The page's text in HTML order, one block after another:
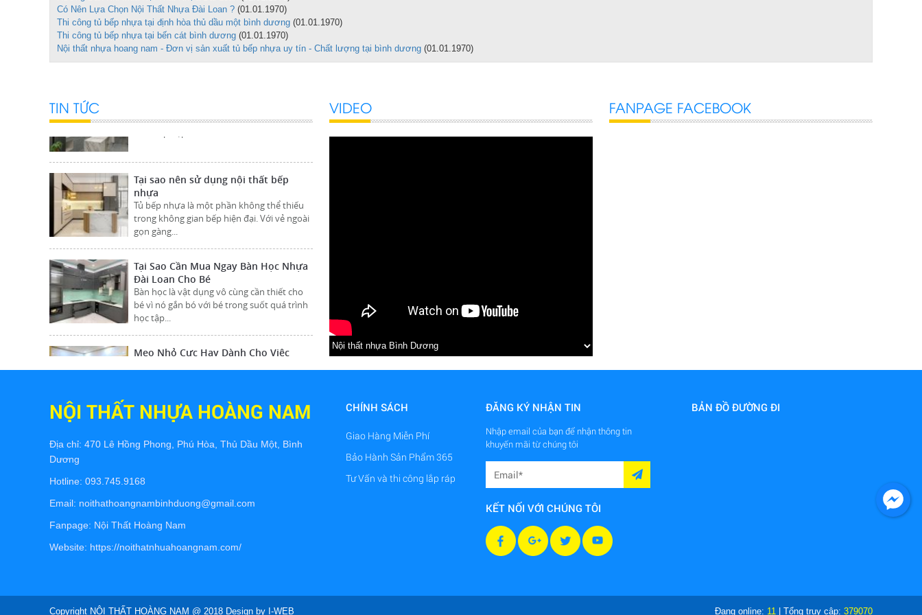
Có Nên Lựa Chọn Nội Thất Nhựa Đài Loan ? (01.01.1970)
Thi công tủ bếp nhựa tại định hòa thủ dầu một bình dương (01.01.1970)
Thi công tủ bếp nhựa tại bến cát bình dương (01.01.1970)
Nội thất nhựa hoang nam - Đơn vị sản xuất tủ bếp nhựa uy tín - Chất lượng tại bình dương (01.01.1970)
TIN TỨC
Nội thất Nhựa Hoàng Nam chuyên thi công
tủ bếp nhựa tại Bình Dương, thiết kế và thi
công tủ bếp...
thất bếp đẹp...
Tại sao nên sử dụng nội thất bếp
nhựa
Tủ bếp nhựa là một phần không thể thiếu
trong không gian bếp hiện đại. Với vẻ ngoài
gọn gàng...
Tại Sao Cần Mua Ngay Bàn Học Nhựa
Đài Loan Cho Bé
Bàn học là vật dụng vô cùng cần thiết cho
bé vì nó gắn bó với bé trong suốt quá trình
học tập...
Mẹo Nhỏ Cực Hay Dành Cho Việc
Trang Trí Nhà Vào Dịp Cuối Năm
Hướng Dẫn Khi Mua Nội Thất Nhựa
Đài Loan
Thị trường Tủ nhựa Đài Loan tại TPHCM và
phân phối....
Có Nên Lựa Chọn Nội Thất Nhựa Đài
Loan ?
chọn phổ biến trong việc trang trí và bố trí
Thi công tủ bếp nhựa tại định hòa
thủ dầu một bình dương
VIDEO FANPAGE FACEBOOK
NỘI THẤT NHỰA HOÀNG NAM
Địa chỉ: 470 Lê Hồng Phong, Phú Hòa, Thủ Dầu Một, Bình
Dương
Hotline: 093.745.9168
Email: noithathoangnambinhduong@gmail.com
Fanpage: Nội Thất Hoàng Nam
Website: https://noithatnhuahoangnam.com/
CHÍNH SÁCH
Giao Hàng Miễn Phí
Bảo Hành Sản Phẩm 365
Tư Vấn và thi công lắp ráp
ĐĂNG KÝ NHẬN TIN
Nhập email của bạn để nhận thông tin
khuyến mãi từ chúng tôi
KẾT NỐI VỚI CHÚNG TÔI
BẢN ĐỒ ĐƯỜNG ĐI
Copyright NỘI THẤT HOÀNG NAM @ 2018 Design by I-WEB Đang online: 11 | Tổng truy cập: 379070